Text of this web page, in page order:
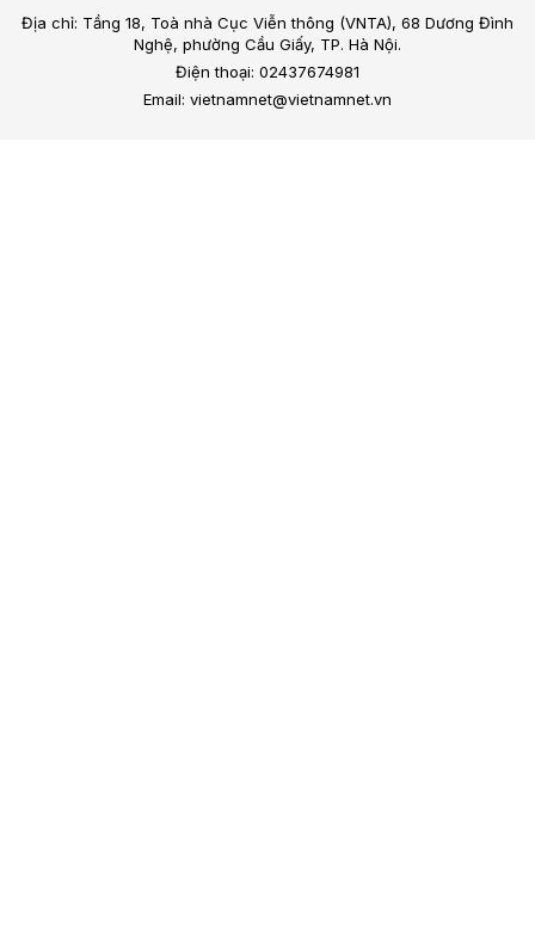
Địa chỉ: Tầng 18, Toà nhà Cục Viễn thông (VNTA), 68 Dương Đình
Nghệ, phường Cầu Giấy, TP. Hà Nội.
Điện thoại: 02437674981
Email: vietnamnet@vietnamnet.vn